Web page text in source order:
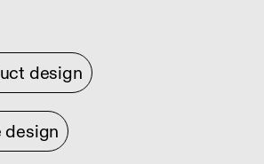
design
design